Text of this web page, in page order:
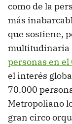
como de la
más
que sostiene,
multitudinaria
personas en el
el interés
70.000
Metropoliano
gran circo